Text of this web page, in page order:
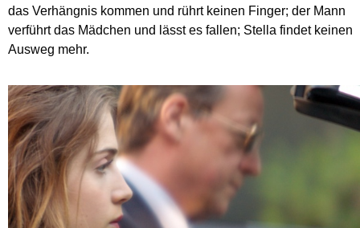
das Verhängnis kommen und rührt keinen Finger; der Mann
verführt das Mädchen und lässt es fallen; Stella findet keinen
Ausweg mehr.